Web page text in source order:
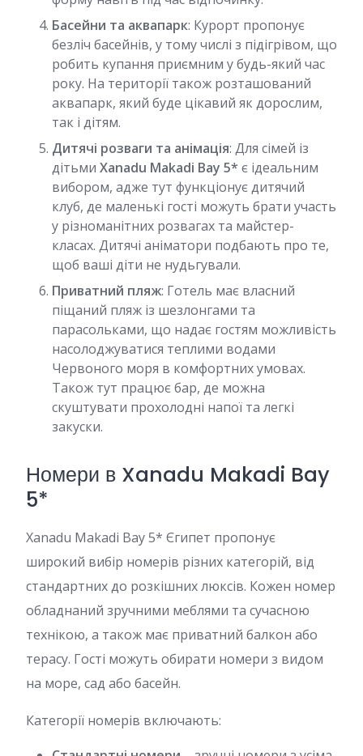
Басейни та аквапарк: Курорт пропонує
безліч басейнів, у тому числі з підігрівом, що
робить купання приємним у будь-який час
року. На території також розташований
аквапарк, який буде цікавий як дорослим,
так і дітям.
Дитячі розваги та анімація: Для сімей із
дітьми Xanadu Makadi Bay 5* є ідеальним
вибором, адже тут функціонує дитячий
клуб, де маленькі гості можуть брати участь
у різноманітних розвагах та майстер-
класах. Дитячі аніматори подбають про те,
щоб ваші діти не нудьгували.
Приватний пляж: Готель має власний
піщаний пляж із шезлонгами та
парасольками, що надає гостям можливість
насолоджуватися теплими водами
Червоного моря в комфортних умовах.
Також тут працює бар, де можна
скуштувати прохолодні напої та легкі
закуски.
Номери в Xanadu Makadi Bay
5*
Xanadu Makadi Bay 5* Єгипет пропонує
широкий вибір номерів різних категорій, від
стандартних до розкішних люксів. Кожен номер
обладнаний зручними меблями та сучасною
технікою, а також має приватний балкон або
терасу. Гості можуть обирати номери з видом
на море, сад або басейн.
Категорії номерів включають: